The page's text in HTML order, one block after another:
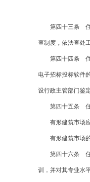
第四十三条 住房
查制度，依法查处
第四十四条 住房
电子招标投标软件
设行政主管部门鉴
第四十五条 住房
有形建筑市场应
有形建筑市场的
第四十六条 住房
训，并对其专业水